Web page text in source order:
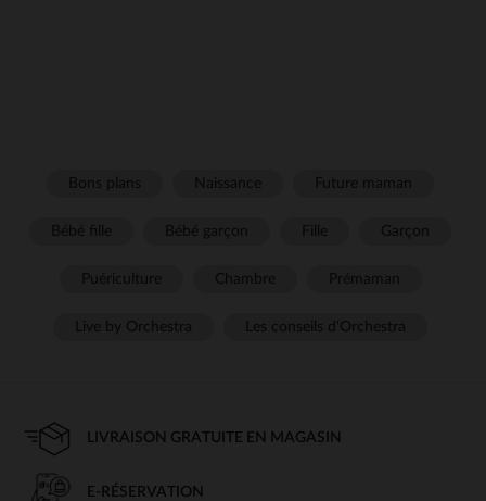
LIVRAISON GRATUITE EN MAGASIN
E-RÉSERVATION